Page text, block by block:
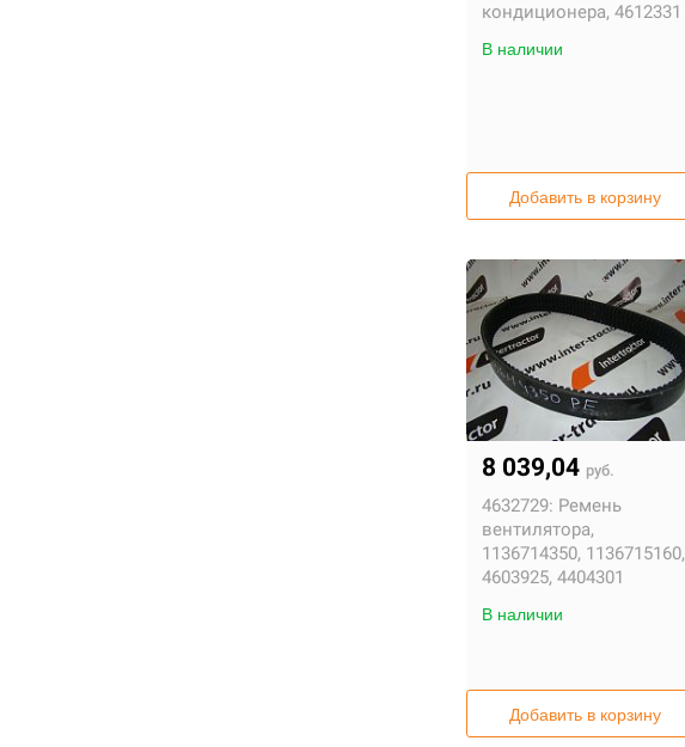
кондиционера, 4612331
В наличии
Добавить в корзину
8 039,04 руб.
4632729: Ремень
вентилятора,
1136714350, 1136715160,
4603925, 4404301
В наличии
Добавить в корзину